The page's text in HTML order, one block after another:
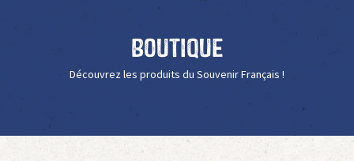
Boutique
Découvrez les produits du Souvenir Français !